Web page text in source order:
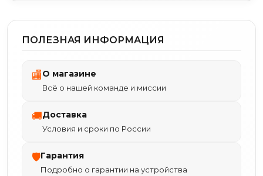
ПОЛЕЗНАЯ ИНФОРМАЦИЯ
🏬О магазине
Всё о нашей команде и миссии
🚚Доставка
Условия и сроки по России
🛡Гарантия
Подробно о гарантии на устройства